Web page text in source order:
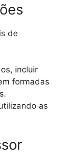
de
incluir
formadas
as